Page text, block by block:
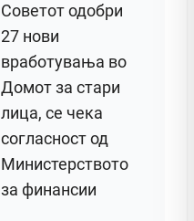
Советот одобри
27 нови
вработувања во
Домот за стари
лица, се чека
согласност од
Министерството
за финансии